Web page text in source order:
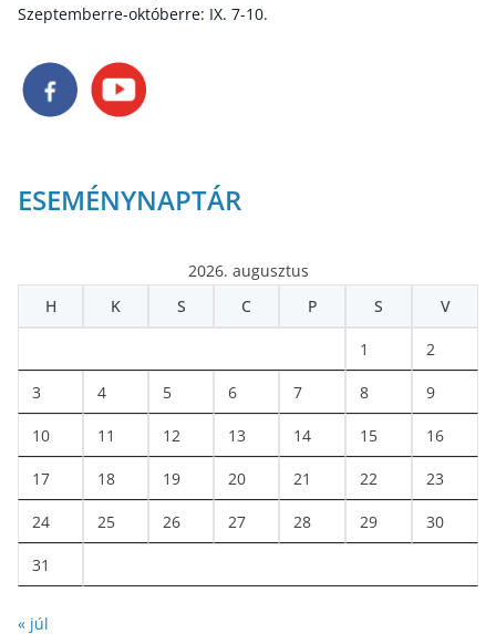
Szeptemberre-októberre: IX. 7-10.
ESEMÉNYNAPTÁR
2026. augusztus
H
K S C P S V
1 2
3 4 5 6 7 8 9
10 11 12 13 14 15 16
17 18 19 20 21 22 23
24 25 26 27 28 29 30
31
« júl